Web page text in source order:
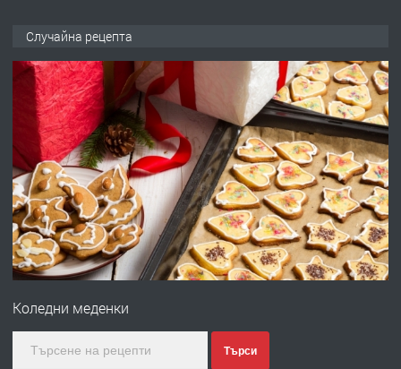
преди 2 години
ПРЕДЛАГА
УДЪЛЖАВАНЕ НА ЧОВЕШКИЯТ
ЖИВОТ И ПОДОБРЯВАНЕ НА
НЕГОВОТО КАЧЕСТВО
преди 2 години
ПРЕДЛАГА Имот в Северна Гърция, до Кавала
Случайна рецепта
Коледни меденки
Търси